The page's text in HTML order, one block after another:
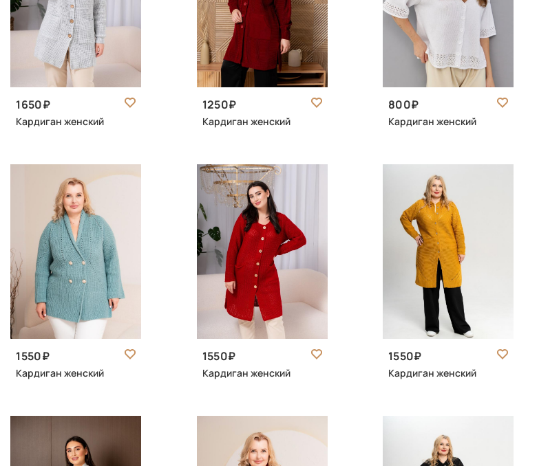
1650
Кардиган женский
1250
Кардиган женский
800
Кардиган женский
1550
Кардиган женский
1550
Кардиган женский
1550
Кардиган женский